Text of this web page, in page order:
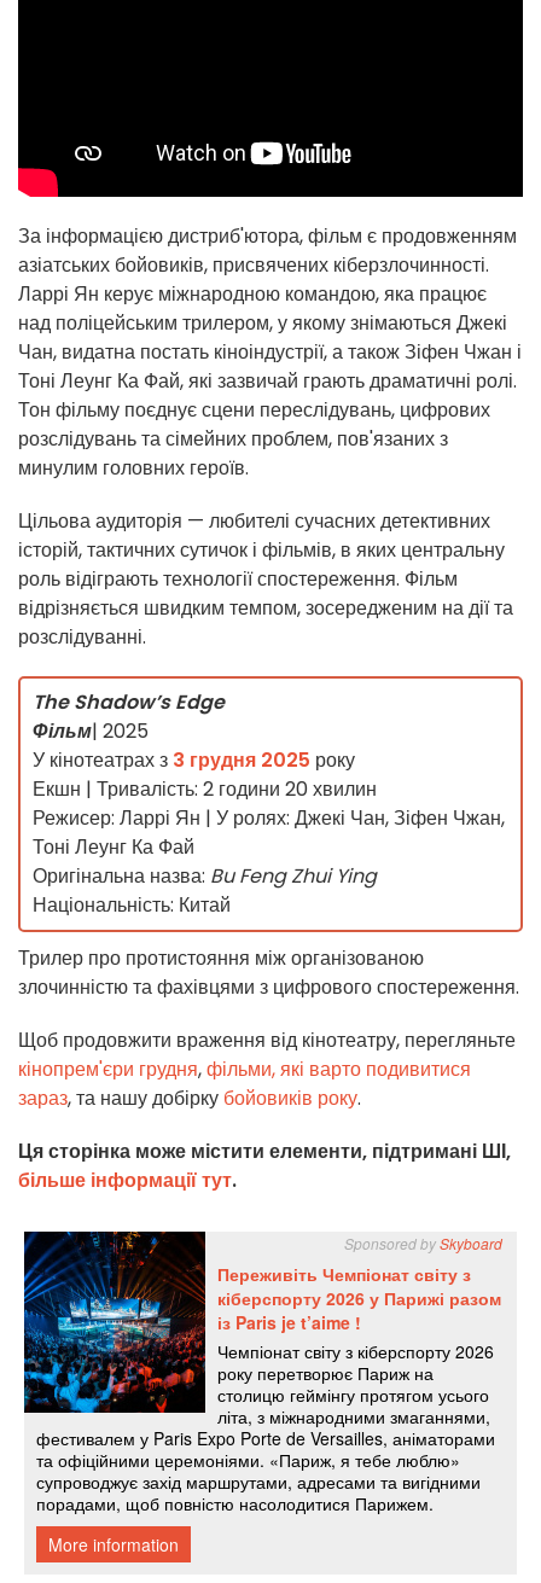
За інформацією дистриб'ютора, фільм є продовженням
азіатських бойовиків, присвячених кіберзлочинності.
Ларрі Ян керує міжнародною командою, яка працює
над поліцейським трилером, у якому знімаються Джекі
Чан, видатна постать кіноіндустрії, а також Зіфен Чжан і
Тоні Леунг Ка Фай, які зазвичай грають драматичні ролі.
Тон фільму поєднує сцени переслідувань, цифрових
розслідувань та сімейних проблем, пов'язаних з
минулим головних героїв.
Цільова аудиторія — любителі сучасних детективних
історій, тактичних сутичок і фільмів, в яких центральну
роль відіграють технології спостереження. Фільм
відрізняється швидким темпом, зосередженим на дії та
розслідуванні.
The Shadow’s Edge
Фільм| 2025
У кінотеатрах з 3 грудня 2025 року
Екшн | Тривалість: 2 години 20 хвилин
Режисер: Ларрі Ян | У ролях: Джекі Чан, Зіфен Чжан,
Тоні Леунг Ка Фай
Оригінальна назва: Bu Feng Zhui Ying
Національність: Китай
Трилер про протистояння між організованою
злочинністю та фахівцями з цифрового спостереження.
Щоб продовжити враження від кінотеатру, перегляньте
кінопрем'єри грудня,фільми, які варто подивитися
зараз, та нашу добірку бойовиків року.
Ця сторінка може містити елементи, підтримані ШІ,
більше інформації тут.